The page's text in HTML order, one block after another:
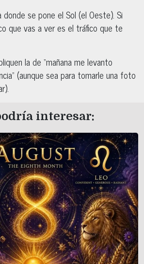
donde se pone el Sol (el Oeste). Si
que vas a ver es el tráfico que te
la de “mañana me levanto
(aunque sea para tomarle una foto
interesar: